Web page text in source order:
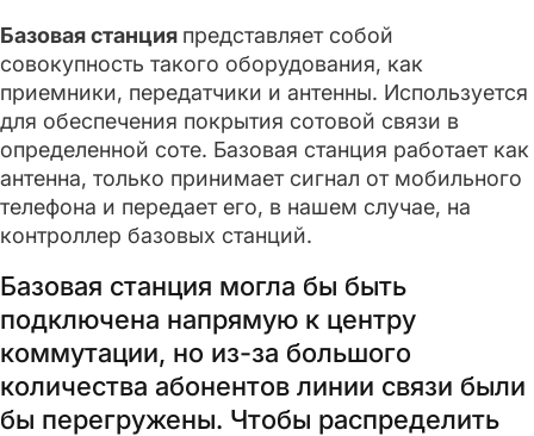
Базовая станция представляет собой
совокупность такого оборудования, как
приемники, передатчики и антенны. Используется
для обеспечения покрытия сотовой связи в
определенной соте. Базовая станция работает как
антенна, только принимает сигнал от мобильного
телефона и передает его, в нашем случае, на
контроллер базовых станций.
Базовая станция могла бы быть
подключена напрямую к центру
коммутации, но из-за большого
количества абонентов линии связи были
бы перегружены. Чтобы распределить